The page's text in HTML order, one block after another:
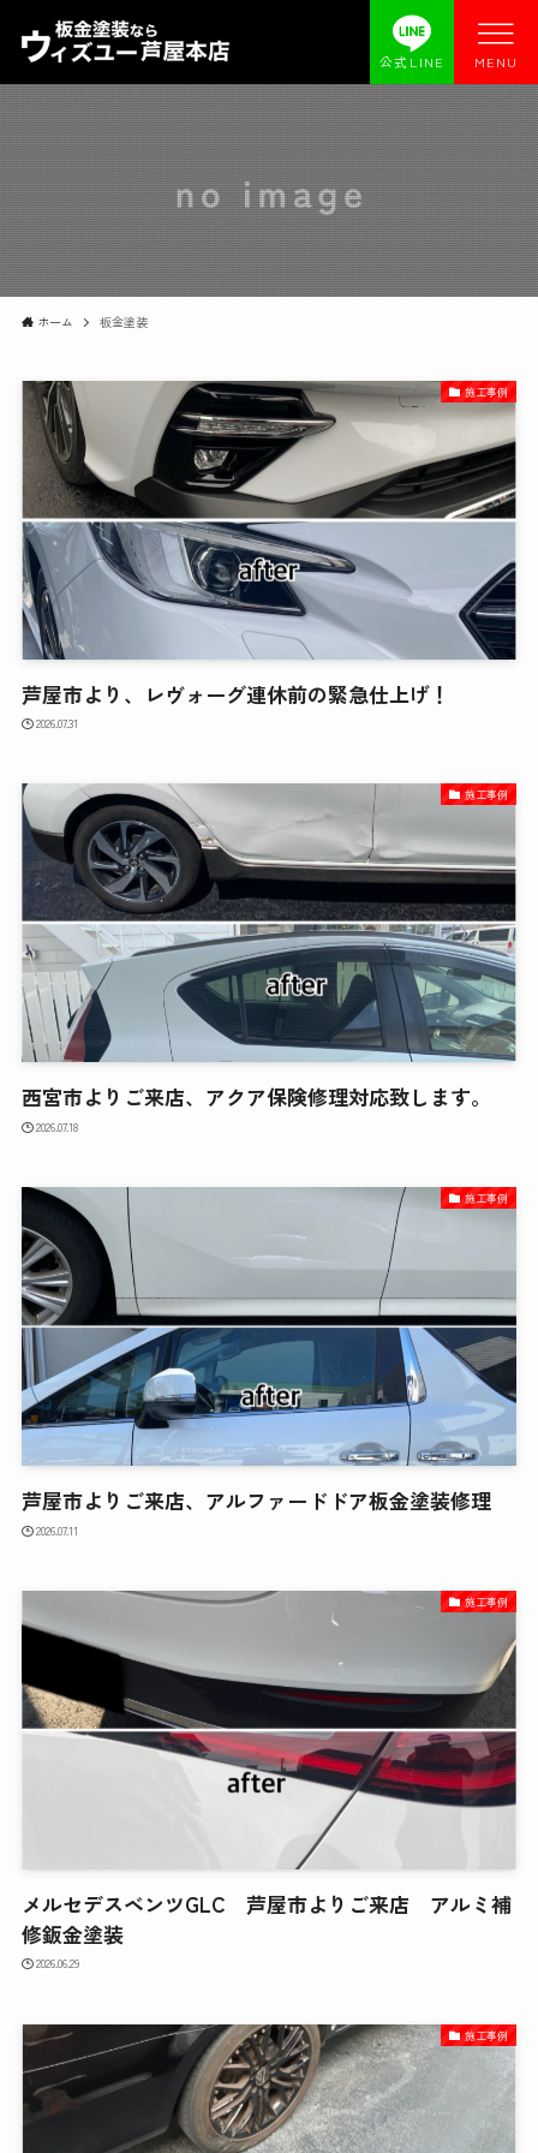
公式LINE MENU
ホーム 板金塗装
施工事例
芦屋市より、レヴォーグ連休前の緊急仕上げ！
2026.07.31
施工事例
西宮市よりご来店、アクア保険修理対応致します。
2026.07.18
施工事例
芦屋市よりご来店、アルファードドア板金塗装修理
2026.07.11
施工事例
メルセデスベンツGLC 芦屋市よりご来店 アルミ補
修鈑金塗装
2026.06.29
施工事例